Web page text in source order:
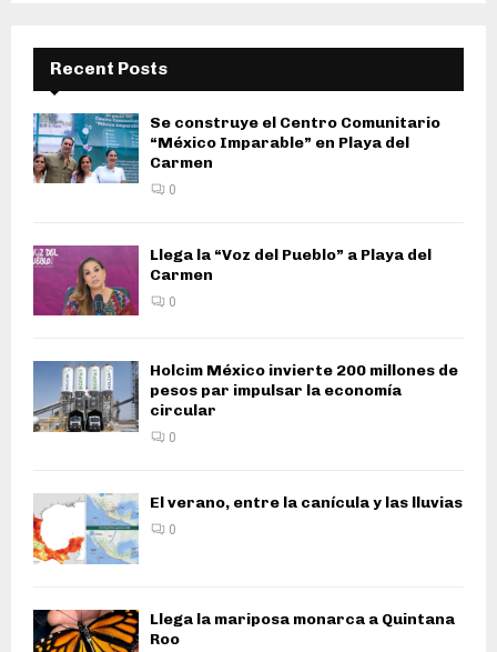
Recent Posts
Se construye el Centro Comunitario
“México Imparable” en Playa del
Carmen
0
Llega la “Voz del Pueblo” a Playa del
Carmen
0
Holcim México invierte 200 millones de
pesos par impulsar la economía
circular
0
El verano, entre la canícula y las lluvias
0
Llega la mariposa monarca a Quintana
Roo